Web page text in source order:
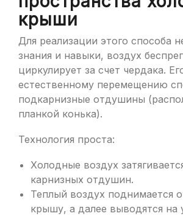
крыши
Для реализации этого способа
знания и навыки, воздух
циркулирует за счет чердака.
естественному перемещению
подкарнизные отдушины
планкой конька).
Технология проста:
Холодные воздух
карнизных отдушин.
Теплый воздух поднимается
крышу, а далее выводятся на